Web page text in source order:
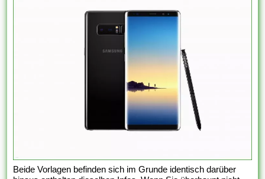
Beide Vorlagen befinden sich im Grunde identisch darüber